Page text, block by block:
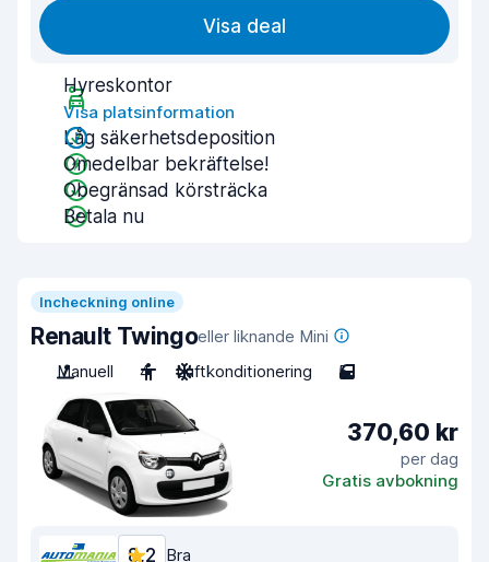
Visa deal
Hyreskontor
Visa platsinformation
Låg säkerhetsdeposition
Omedelbar bekräftelse!
Obegränsad körsträcka
Betala nu
Incheckning online
Renault Twingoeller liknande Mini
Manuell
4 Luftkonditionering 5
370,60 kr
per dag
Gratis avbokning
8,2 Bra